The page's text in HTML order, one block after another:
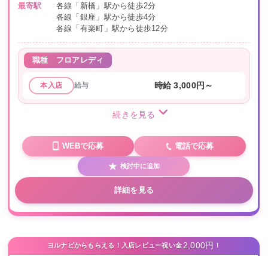
最寄駅
各線「新橋」駅から徒歩2分
各線「銀座」駅から徒歩4分
各線「有楽町」駅から徒歩12分
職種 フロアレディ
本入店 給与 時給 3,000円～
続きを見る
WEBで応募 電話で応募
検討中に追加
詳細を見る
ヨルナビからもらえる！入店レビュー祝い金 2,000円 ！